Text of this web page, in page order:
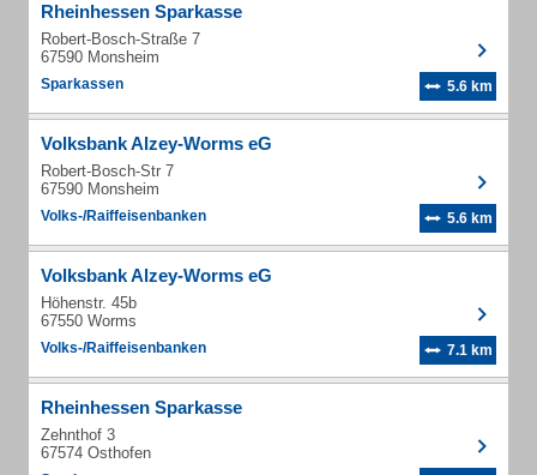
Rheinhessen Sparkasse
Robert-Bosch-Straße 7
67590 Monsheim
Sparkassen 5.6 km
Volksbank Alzey-Worms eG
Robert-Bosch-Str 7
67590 Monsheim
Volks-/Raiffeisenbanken 5.6 km
Volksbank Alzey-Worms eG
Höhenstr. 45b
67550 Worms
Volks-/Raiffeisenbanken 7.1 km
Rheinhessen Sparkasse
Zehnthof 3
67574 Osthofen